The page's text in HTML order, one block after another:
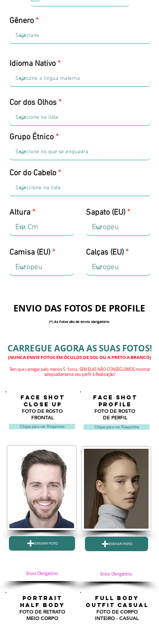
u
Gênero
Idioma Nativo
Cor dos Olhos
Grupo Étnico
Cor do Cabelo
Altura Sapato (EU)
Camisa (EU) Calças (EU)
ENVIO DAS FOTOS DE PROFILE
(*) As Fotos são de envio obrigatório
CARREGUE AGORA AS SUAS FOTOS!
(NUNCA ENVIE FOTOS EM ÓCULOS DE SOL OU A PRETO A BRANCO)
Tem que carregar pelo menos 5 fotos, SEM ELAS NÃO CONSEGUIMOS mostrar
adequadamente seu perfil à Realização!
FACE SHOT
CLOSE UP
FOTO DE ROSTO
FRONTAL
Clique para ver Requisitos
ENVIAR FOTO
Envio Obrigatório
FACE SHOT
PROFILE
FOTO DE ROSTO
DE PERFIL
Clique para ver Requisitos
ENVIAR FOTO
Envio Obrigatório
PORTRAIT
half body
FOTO DE RETRATO
MEIO CORPO
FULL BODY
OUTFIT CASUAL
FOTO DE CORPO
INTEIRO - CASUAL